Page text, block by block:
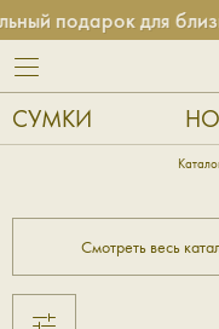
подарок для
СУМКИ
Смотреть весь